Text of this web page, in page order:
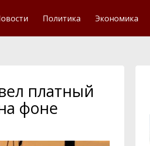
Политика Экономика
платный
фоне